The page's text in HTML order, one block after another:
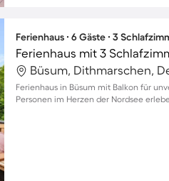
Ferienhaus ∙ 6 Gäste ∙ 3
Ferienhaus mit 3
Büsum, Dithmarschen,
Ferienhaus in Büsum mit Balkon für
Personen im Herzen der Nordsee